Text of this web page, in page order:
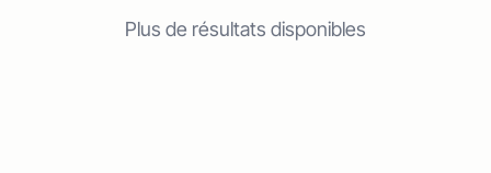
Plus de résultats disponibles